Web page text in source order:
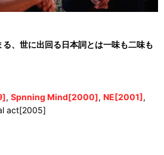
、世に出回る日本詞とは一味も二味も
, Spnning Mind[2000], NE[2001],
act[2005]